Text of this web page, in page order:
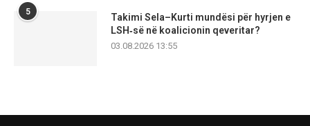
5
Takimi Sela–Kurti mundësi për hyrjen e
LSH‑së në koalicionin qeveritar?
03.08.2026 13:55